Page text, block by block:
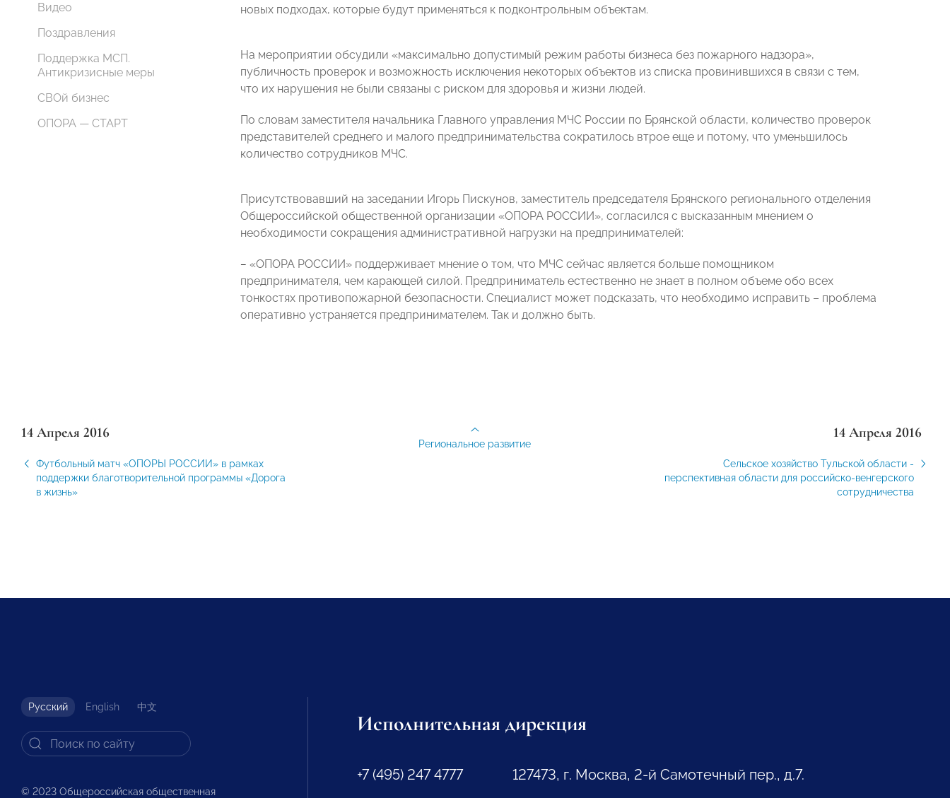
Видео
Поздравления
Поддержка МСП.
Антикризисные меры
СВОй бизнес
ОПОРА — СТАРТ
новых подходах, которые будут применяться к подконтрольным объектам.
На мероприятии обсудили «максимально допустимый режим работы бизнеса без пожарного надзора»,
публичность проверок и возможность исключения некоторых объектов из списка провинившихся в связи с тем,
что их нарушения не были связаны с риском для здоровья и жизни людей.
По словам заместителя начальника Главного управления МЧС России по Брянской области, количество проверок
представителей среднего и малого предпринимательства сократилось втрое еще и потому, что уменьшилось
количество сотрудников МЧС.
Присутствовавший на заседании Игорь Пискунов, заместитель председателя Брянского регионального отделения
Общероссийской общественной организации «ОПОРА РОССИИ», согласился с высказанным мнением о
необходимости сокращения административной нагрузки на предпринимателей:
– «ОПОРА РОССИИ» поддерживает мнение о том, что МЧС сейчас является больше помощником
предпринимателя, чем карающей силой. Предприниматель естественно не знает в полном объеме обо всех
тонкостях противопожарной безопасности. Специалист может подсказать, что необходимо исправить – проблема
оперативно устраняется предпринимателем. Так и должно быть.
14 Апреля 2016
Футбольный матч «ОПОРЫ РОССИИ» в рамках
поддержки благотворительной программы «Дорога
в жизнь»
14 Апреля 2016
Сельское хозяйство Тульской области -
перспективная области для российско-венгерского
сотрудничества
Региональное развитие
Русский English 中文
© 2023 Общероссийская общественная
Исполнительная дирекция
+7 (495) 247 4777
127473, г. Москва, 2-й Самотечный пер., д.7.